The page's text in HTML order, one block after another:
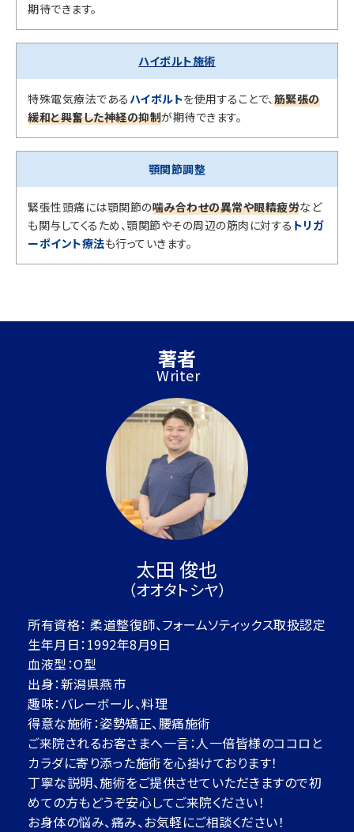
期待できます。
ハイボルト施術
特殊電気療法である ハイボルトを使用することで、筋緊張の
緩和と興奮した神経の抑制が期待できます。
顎関節調整
緊張性頭痛には顎関節の噛み合わせの異常や眼精疲労など
も関与してくるため、顎関節やその周辺の筋肉に対する トリガ
ーポイント療法も行っていきます。
著者
Writer
太田 俊也
（オオタトシヤ）
所有資格： 柔道整復師、フォームソティックス取扱認定
生年月日：1992年8月9日
血液型：O型
出身：新潟県燕市
趣味：バレーボール、料理
得意な施術：姿勢矯正、腰痛施術
ご来院されるお客さまへ一言：人一倍皆様のココロと
カラダに寄り添った施術を心掛けております！
丁寧な説明、施術をご提供させていただきますので初
めての方もどうぞ安心してご来院ください！
お身体の悩み、痛み、お気軽にご相談ください！